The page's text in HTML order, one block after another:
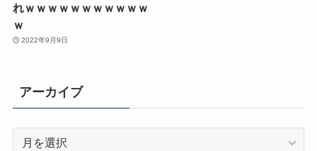
れｗｗｗｗｗｗｗｗｗｗｗ
ｗ
2022年9月9日
アーカイブ